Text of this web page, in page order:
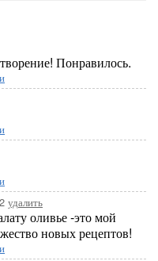
Понравилось.
удалить
оливье -это мой
новых рецептов!